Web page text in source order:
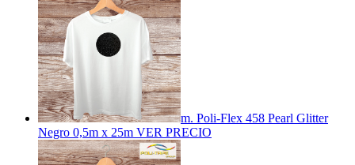
m. Poli-Flex 458 Pearl Glitter
Negro 0,5m x 25m VER PRECIO